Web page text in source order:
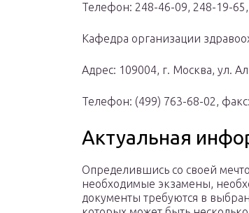
Телефон: 248-46-09, 248-19-
Кафедра организации
Адрес: 109004, г. Москва, ул.
Телефон: (499) 763-68-02,
Актуальная
Определившись со своей
необходимые экзамены,
документы требуются в